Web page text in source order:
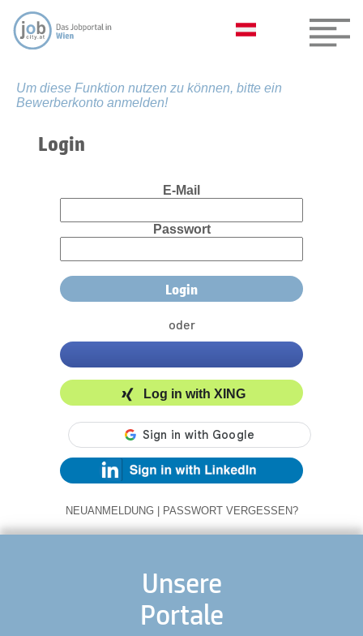
Um diese Funktion nutzen zu können, bitte ein
Bewerberkonto anmelden!
Login
E-Mail
Passwort
oder
Log in with XING
NEUANMELDUNG | PASSWORT VERGESSEN?
Unsere
Portale